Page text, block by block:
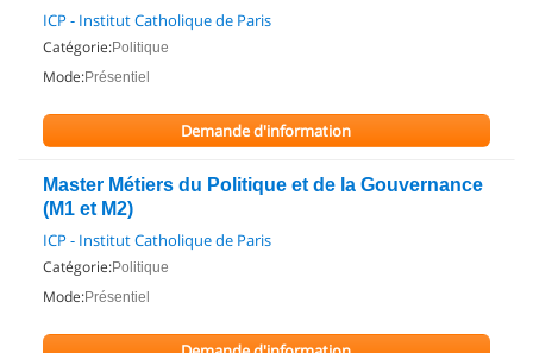
ICP - Institut Catholique de Paris
Catégorie:Politique
Mode:Présentiel
Demande d'information
Master Métiers du Politique et de la Gouvernance
(M1 et M2)
ICP - Institut Catholique de Paris
Catégorie:Politique
Mode:Présentiel